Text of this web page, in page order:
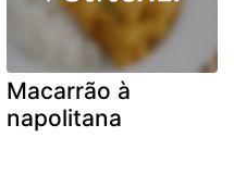
Macarrão à
napolitana